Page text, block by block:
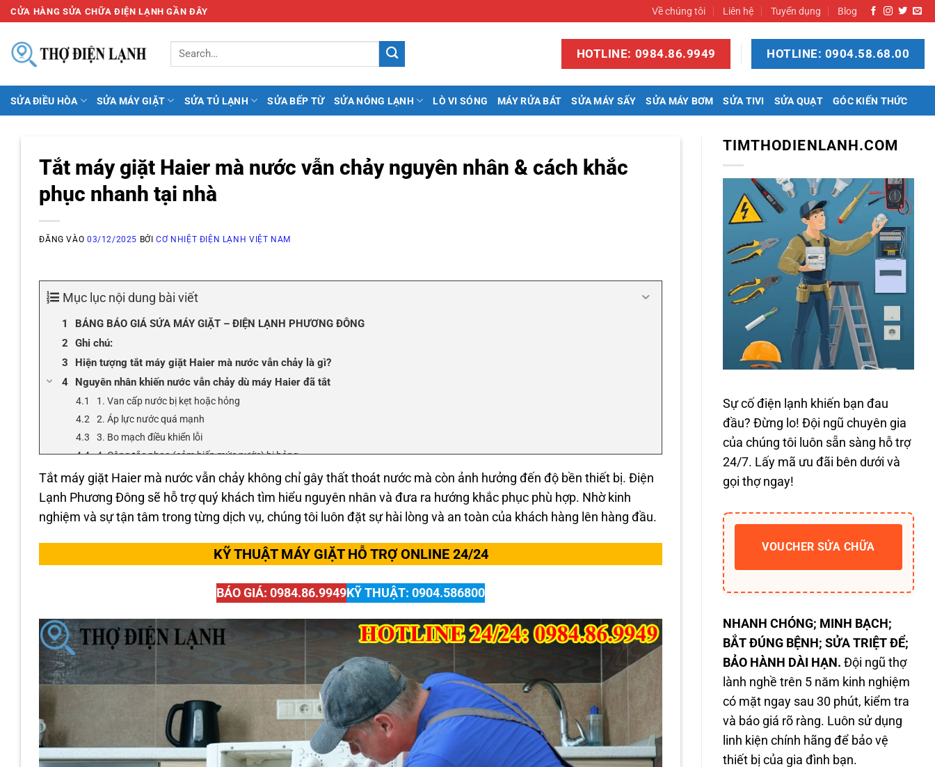
Bỏ
nội
dung
CỬA HÀNG SỬA CHỮA ĐIỆN LẠNH GẦN ĐÂY Về chúng tôi Liên hệ Tuyển dụng Blog
HOTLINE: 0984.86.9949 HOTLINE: 0904.58.68.00
SỬA ĐIỀU HÒA SỬA MÁY GIẶT SỬA TỦ LẠNH SỬA BẾP TỪ SỬA NÓNG LẠNH LÒ VI SÓNG MÁY RỬA BÁT SỬA MÁY SẤY SỬA MÁY BƠM SỬA TIVI SỬA QUẠT GÓC KIẾN THỨC
Tắt máy giặt Haier mà nước vẫn chảy nguyên nhân & cách khắc
phục nhanh tại nhà
ĐĂNG VÀO 03/12/2025 BỞICƠ NHIỆT ĐIỆN LẠNH VIỆT NAM
Mục lục nội dung bài viết
BẢNG BÁO GIÁ SỬA MÁY GIẶT – ĐIỆN LẠNH PHƯƠNG ĐÔNG
Ghi chú:
Hiện tượng tắt máy giặt Haier mà nước vẫn chảy là gì?
Nguyên nhân khiến nước vẫn chảy dù máy Haier đã tắt
1. Van cấp nước bị kẹt hoặc hỏng
2. Áp lực nước quá mạnh
3. Bo mạch điều khiển lỗi
4. Công tắc phao (cảm biến mức nước) bị hỏng
5. Do thao tác người dùng
Cách khắc phục nhanh tại nhà – an toàn & hiệu quả
1. Ngắt nguồn điện và khóa van cấp nước
4. Kiểm tra ống xả
Khi nào nên gọi thợ chuyên nghiệp?
Đơn vị sửa máy giặt Haier chuyên nghiệp – nhanh chóng – uy tín
Liên hệ Điện Lạnh Phương Đông – Bạn sẽ nhận được hỗ trợ ngay – nhanh, chuẩn, uy tín
THÔNG TIN LIÊN HỆ VỚI CHÚNG TÔI:
🚨 Máy Giặt Hỏng? Khắc Phục Nhanh Chóng Cùng Chuyên Gia!
Tắt máy giặt Haier mà nước vẫn chảy không chỉ gây thất thoát nước mà còn ảnh hưởng đến độ bền thiết bị. Điện
Lạnh Phương Đông sẽ hỗ trợ quý khách tìm hiểu nguyên nhân và đưa ra hướng khắc phục phù hợp. Nhờ kinh
nghiệm và sự tận tâm trong từng dịch vụ, chúng tôi luôn đặt sự hài lòng và an toàn của khách hàng lên hàng đầu.
KỸ THUẬT MÁY GIẶT HỖ TRỢ ONLINE 24/24
BÁO GIÁ: 0984.86.9949KỸ THUẬT: 0904.586800
TIMTHODIENLANH.COM
Sự cố điện lạnh khiến bạn đau
đầu? Đừng lo! Đội ngũ chuyên gia
của chúng tôi luôn sẵn sàng hỗ trợ
24/7. Lấy mã ưu đãi bên dưới và
gọi thợ ngay!
VOUCHER SỬA CHỮA
NHANH CHÓNG; MINH BẠCH;
BẮT ĐÚNG BỆNH; SỬA TRIỆT ĐỂ;
BẢO HÀNH DÀI HẠN. Đội ngũ thợ
lành nghề trên 5 năm kinh nghiệm
có mặt ngay sau 30 phút, kiểm tra
và báo giá rõ ràng. Luôn sử dụng
linh kiện chính hãng để bảo vệ
thiết bị của gia đình bạn.